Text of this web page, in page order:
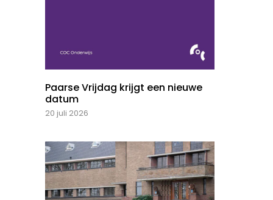
Paarse Vrijdag krijgt een nieuwe
datum
20 juli 2026